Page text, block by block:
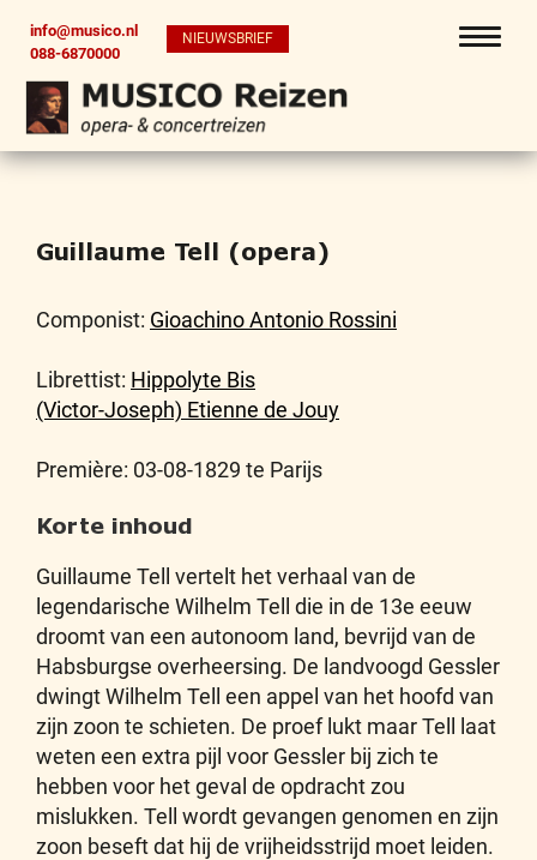
info@musico.nl
088-6870000
NIEUWSBRIEF
Guillaume Tell (opera)
Componist: Gioachino Antonio Rossini
Librettist: Hippolyte Bis
(Victor-Joseph) Etienne de Jouy
Première: 03-08-1829 te Parijs
Korte inhoud
Guillaume Tell vertelt het verhaal van de
legendarische Wilhelm Tell die in de 13e eeuw
droomt van een autonoom land, bevrijd van de
Habsburgse overheersing. De landvoogd Gessler
dwingt Wilhelm Tell een appel van het hoofd van
zijn zoon te schieten. De proef lukt maar Tell laat
weten een extra pijl voor Gessler bij zich te
hebben voor het geval de opdracht zou
mislukken. Tell wordt gevangen genomen en zijn
zoon beseft dat hij de vrijheidsstrijd moet leiden.